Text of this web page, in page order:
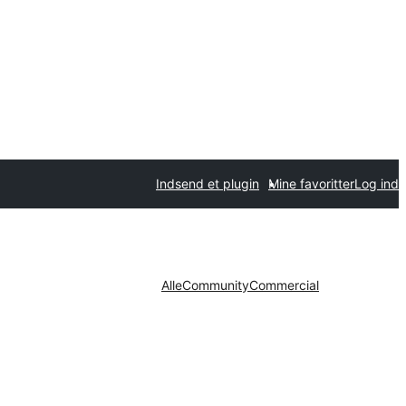
Indsend et plugin Mine favoritterLog ind
AlleCommunityCommercial